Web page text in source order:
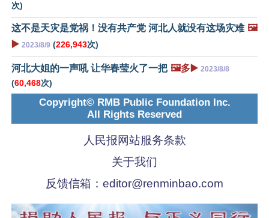
次)
这不是天灾是党祸！没有共产党 河北人就没有这场灾难 🖼️
▶️ 2023/8/9 (226,943次)
河北大姐的一声吼 让华春莹火了一把 🖼️多▶️ 2023/8/8
(60,468次)
Copyright© RMB Public Foundation Inc.
All Rights Reserved
人民报网站服务条款
关于我们
反馈信箱： editor@renminbao.com